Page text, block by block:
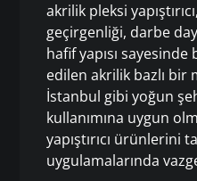
akrilik pleksi
geçirgenliği, darbe
hafif yapısı
edilen akrilik bazlı bir
İstanbul gibi yoğun
kullanımına uygun
yapıştırıcı ürünlerini
uygulamalarında